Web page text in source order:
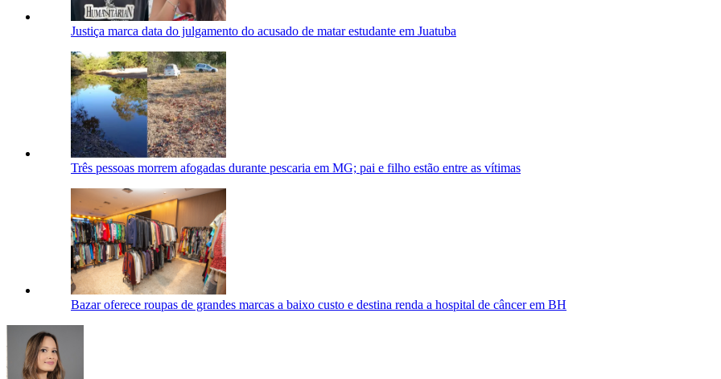
Justiça marca data do julgamento do acusado de matar estudante em Juatuba
Três pessoas morrem afogadas durante pescaria em MG; pai e filho estão entre as vítimas
Bazar oferece roupas de grandes marcas a baixo custo e destina renda a hospital de câncer em BH